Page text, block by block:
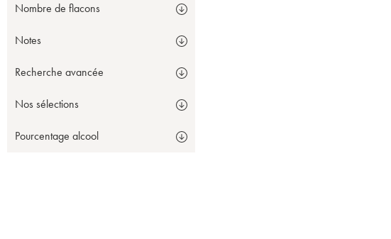
Nombre de flacons
Notes
Recherche avancée
Nos sélections
Pourcentage alcool